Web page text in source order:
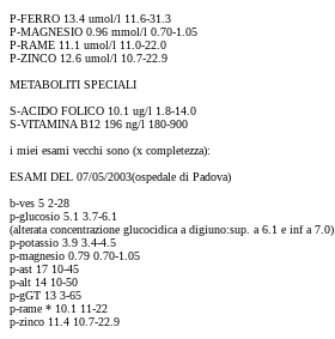
P-FERRO 13.4 umol/l 11.6-31.3
P-MAGNESIO 0.96 mmol/l 0.70-1.05
P-RAME 11.1 umol/l 11.0-22.0
P-ZINCO 12.6 umol/l 10.7-22.9
METABOLITI SPECIALI
S-ACIDO FOLICO 10.1 ug/l 1.8-14.0
S-VITAMINA B12 196 ng/l 180-900
i miei esami vecchi sono (x completezza):
ESAMI DEL 07/05/2003(ospedale di Padova)
b-ves 5 2-28
p-glucosio 5.1 3.7-6.1
(alterata concentrazione glucocidica a digiuno:sup. a 6.1 e inf a 7.0)
p-potassio 3.9 3.4-4.5
p-magnesio 0.79 0.70-1.05
p-ast 17 10-45
p-alt 14 10-50
p-gGT 13 3-65
p-rame * 10.1 11-22
p-zinco 11.4 10.7-22.9